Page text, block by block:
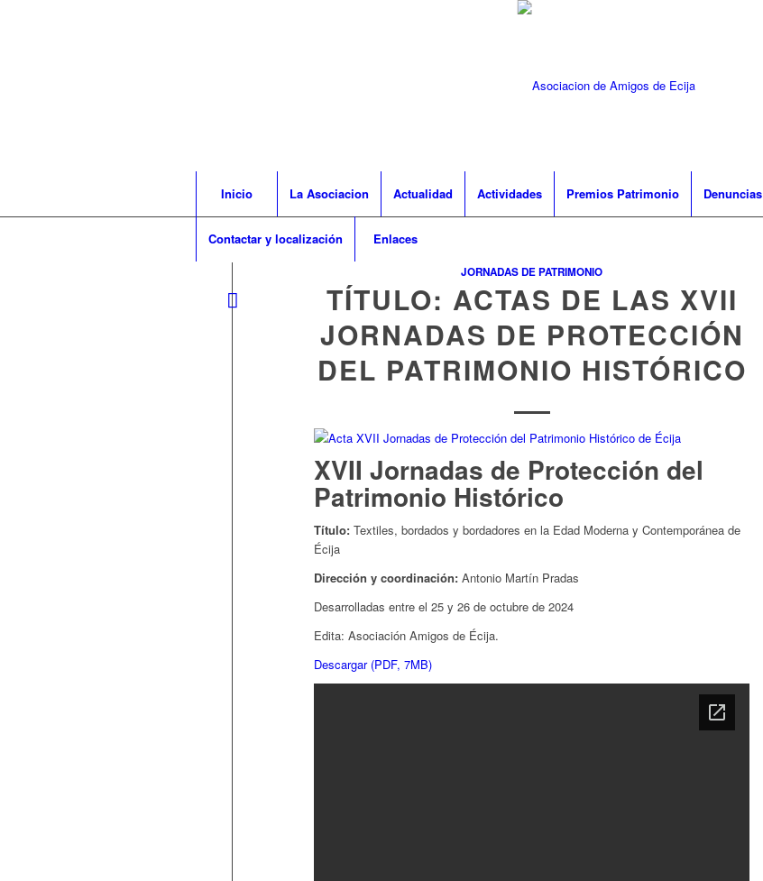
Inicio La Asociacion Actualidad Actividades Premios Patrimonio Denuncias
Contactar y localización Enlaces
JORNADAS DE PATRIMONIO
TÍTULO: ACTAS DE LAS XVII
JORNADAS DE PROTECCIÓN
DEL PATRIMONIO HISTÓRICO
XVII Jornadas de Protección del
Patrimonio Histórico
Título: Textiles, bordados y bordadores en la Edad Moderna y Contemporánea de
Écija
Dirección y coordinación: Antonio Martín Pradas
Desarrolladas entre el 25 y 26 de octubre de 2024
Edita: Asociación Amigos de Écija.
Descargar (PDF, 7MB)